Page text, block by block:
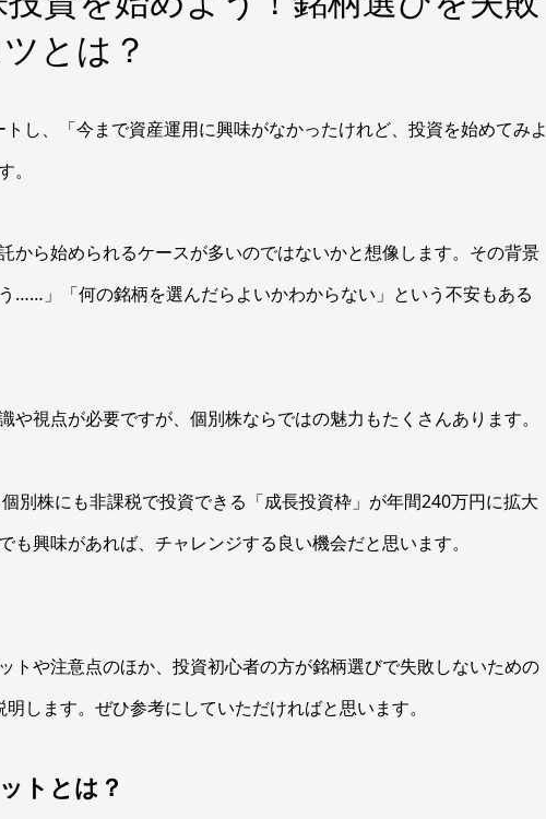
とは？
し、「今まで資産運用に興味がなかったけれど、投資を始めてみよ
。
から始められるケースが多いのではないかと想像します。その背景
……」「何の銘柄を選んだらよいかわからない」という不安もある
や視点が必要ですが、個別株ならではの魅力もたくさんあります。
別株にも非課税で投資できる「成長投資枠」が年間240万円に拡大
も興味があれば、チャレンジする良い機会だと思います。
トや注意点のほか、投資初心者の方が銘柄選びで失敗しないための
します。ぜひ参考にしていただければと思います。
トとは？